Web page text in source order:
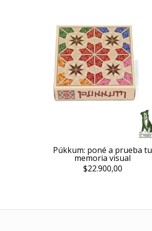
Púkkum: poné a prueba tu
memoria visual
$22.900,00